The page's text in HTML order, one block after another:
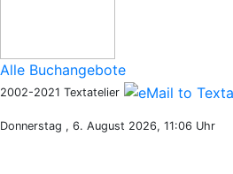
Alle Buchangebote
2002-2021 Textatelier
Donnerstag , 6. August 2026, 11:06 Uhr